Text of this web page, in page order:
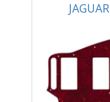
JAGUAR